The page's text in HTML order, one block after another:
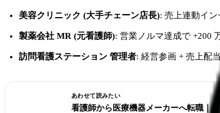
美容クリニック (大手チェーン店長): 売上連動イン
製薬会社 MR (元看護師): 営業ノルマ達成で +200
訪問看護ステーション 管理者: 経営参画 + 売上配当
あわせて読みたい
看護師から医療機器メーカーへ転職｜年